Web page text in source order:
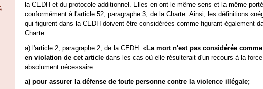
la CEDH et du protocole additionnel. Elles en ont le même sens et la même
conformément à l'article 52, paragraphe 3, de la Charte. Ainsi, les définitions
qui figurent dans la CEDH doivent être considérées comme figurant également
Charte:
a) l'article 2, paragraphe 2, de la CEDH: «La mort n'est pas considérée
en violation de cet article dans les cas où elle résulterait d'un recours à la
absolument nécessaire:
a) pour assurer la défense de toute personne contre la violence illégale;